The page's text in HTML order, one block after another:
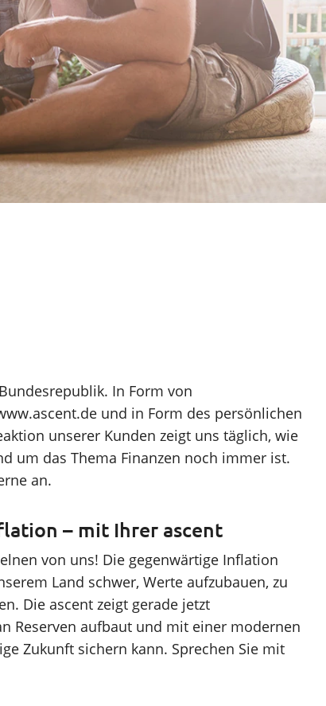
Vortrag finden
an.
– mit Ihrer ascent
von uns! Die gegenwärtige Inflation
Land schwer, Werte aufzubauen, zu
Die ascent zeigt gerade jetzt
Reserven aufbaut und mit einer modernen
Zukunft sichern kann. Sprechen Sie mit